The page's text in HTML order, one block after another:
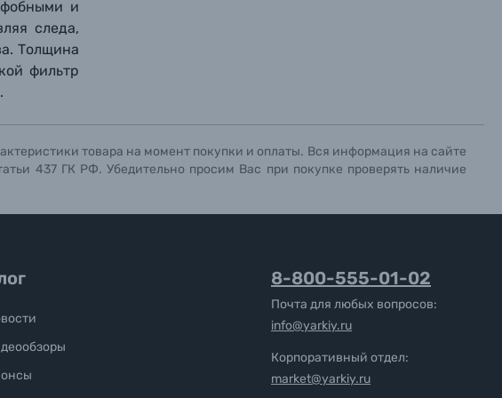
и
следа,
Толщина
фильтр
товара на момент покупки и оплаты. Вся информация на сайте
437 ГК РФ. Убедительно просим Вас при покупке проверять наличие
8-800-555-01-02
Почта для любых вопросов:
info@yarkiy.ru
Корпоративный отдел:
market@yarkiy.ru